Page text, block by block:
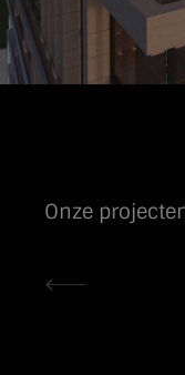
Onze